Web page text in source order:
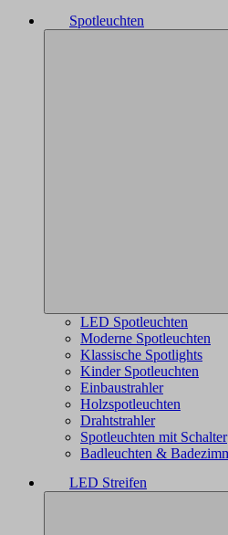
Spotleuchten
LED Spotleuchten
Moderne Spotleuchten
Klassische Spotlights
Kinder Spotleuchten
Einbaustrahler
Holzspotleuchten
Drahtstrahler
Spotleuchten mit Schalter
Badleuchten &
LED Streifen